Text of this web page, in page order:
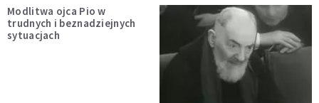
Modlitwa ojca Pio w
trudnych i beznadziejnych
sytuacjach